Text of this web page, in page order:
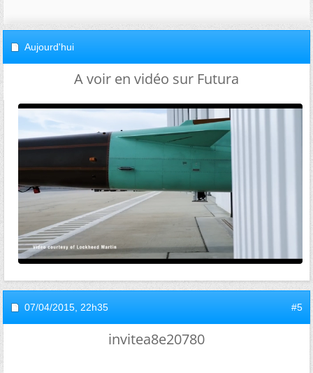
Aujourd'hui
A voir en vidéo sur Futura
07/04/2015, 22h35 #5
invitea8e20780